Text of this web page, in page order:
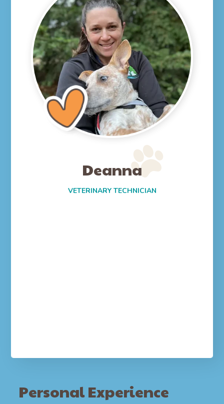
Deanna
VETERINARY TECHNICIAN
Personal Experience